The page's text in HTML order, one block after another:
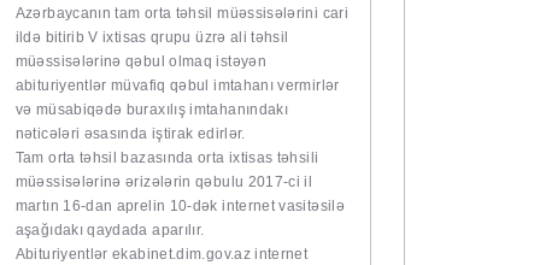
Azərbaycanın tam orta təhsil müəssisələrini cari
ildə bitirib V ixtisas qrupu üzrə ali təhsil
müəssisələrinə qəbul olmaq istəyən
abituriyentlər müvafiq qəbul imtahanı vermirlər
və müsabiqədə buraxılış imtahanındakı
nəticələri əsasında iştirak edirlər.
Tam orta təhsil bazasında orta ixtisas təhsili
müəssisələrinə ərizələrin qəbulu 2017-ci il
martın 16-dan aprelin 10-dək internet vasitəsilə
aşağıdakı qaydada aparılır.
Abituriyentlər ekabinet.dim.gov.az internet